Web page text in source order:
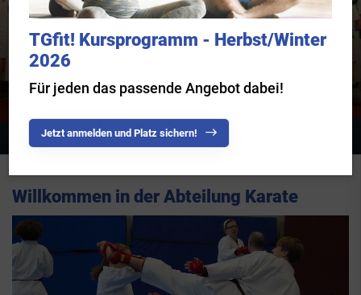
Willkommen in der Abteilung Karate
TGfit! Kursprogramm - Herbst/Winter
2026
Für jeden das passende Angebot dabei!
Jetzt anmelden und Platz sichern!